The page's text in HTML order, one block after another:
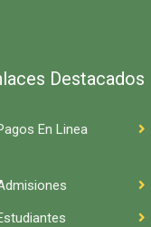
Destacados
En Linea